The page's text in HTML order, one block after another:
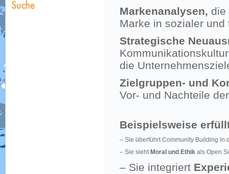
Markenanalysen, die
Marke in sozialer
Strategische
die
Zielgruppen- und
Vor- und Nachteile
Beispielsweise
– Sie überführt Community Building in
– Sie siehtMoral und Ethik als Open
– Sie integriert